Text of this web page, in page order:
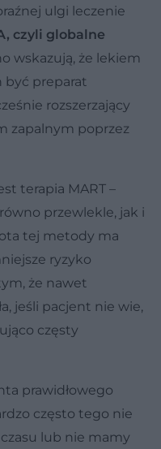
ulgi leczenie
czyli globalne
wskazują, że lekiem
preparat
rozszerzający
zapalnym poprzez
terapia MART –
przewlekle, jak i
tej metody ma
ryzyko
że nawet
jeśli pacjent nie wie,
częsty
prawidłowego
często tego nie
lub nie mamy